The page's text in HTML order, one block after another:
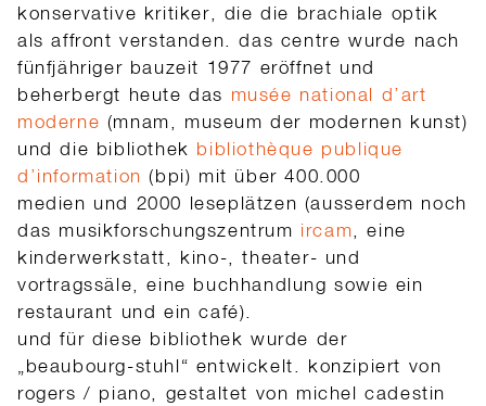
konservative kritiker, die die brachiale optik
als affront verstanden. das centre wurde nach
fünfjähriger bauzeit 1977 eröffnet und
beherbergt heute das musée national d’art
moderne (mnam, museum der modernen kunst)
und die bibliothek bibliothèque publique
d’information (bpi) mit über 400.000
medien und 2000 leseplätzen (ausserdem noch
das musikforschungszentrum ircam, eine
kinderwerkstatt, kino-, theater- und
vortragssäle, eine buchhandlung sowie ein
restaurant und ein café).
und für diese bibliothek wurde der
„beaubourg-stuhl“ entwickelt. konzipiert von
rogers / piano, gestaltet von michel cadestin